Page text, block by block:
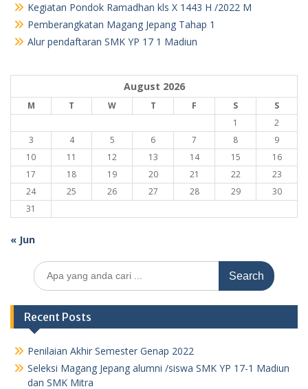
Kegiatan Pondok Ramadhan kls X 1443 H /2022 M
Pemberangkatan Magang Jepang Tahap 1
Alur pendaftaran SMK YP 17 1 Madiun
August 2026
M T W T F S
S
1
2
3
4 5 6 7 8
9
10
11 12 13 14 15
16
17
18 19 20 21 22
23
24
25 26 27 28 29
30
31
« Jun
Search
for:
Recent Posts
Penilaian Akhir Semester Genap 2022
Seleksi Magang Jepang alumni /siswa SMK YP 17-1 Madiun
dan SMK Mitra